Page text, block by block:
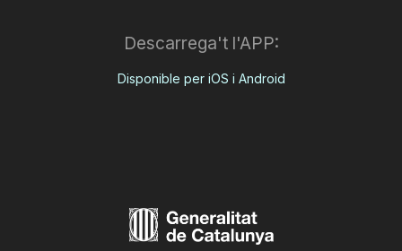
Descarrega't l'APP:
Disponible per iOS i Android